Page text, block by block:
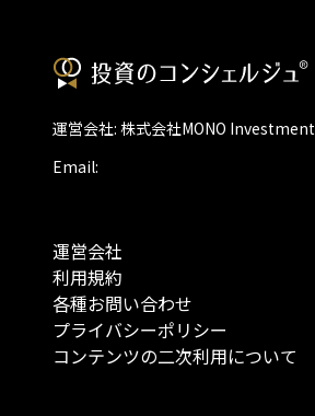
運営会社: 株式会社MONO Investment
Email:
運営会社
利用規約
各種お問い合わせ
プライバシーポリシー
コンテンツの二次利用について